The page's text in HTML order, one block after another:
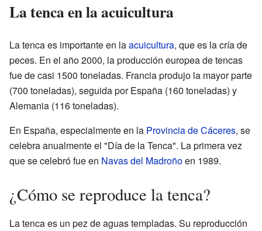
La tenca en la acuicultura
La tenca es importante en laacuicultura, que es la cría de
peces. En el año 2000, la producción europea de tencas
fue de casi 1500 toneladas. Francia produjo la mayor parte
(700 toneladas), seguida por España (160 toneladas) y
Alemania (116 toneladas).
En España, especialmente en la Provincia de Cáceres, se
celebra anualmente el "Día de la Tenca". La primera vez
que se celebró fue en Navas del Madroñoen 1989.
¿Cómo se reproduce la tenca?
La tenca es un pez de aguas templadas. Su reproducción